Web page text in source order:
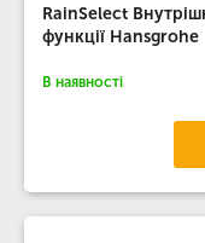
RainSelect
функції Hansgrohe
В наявності